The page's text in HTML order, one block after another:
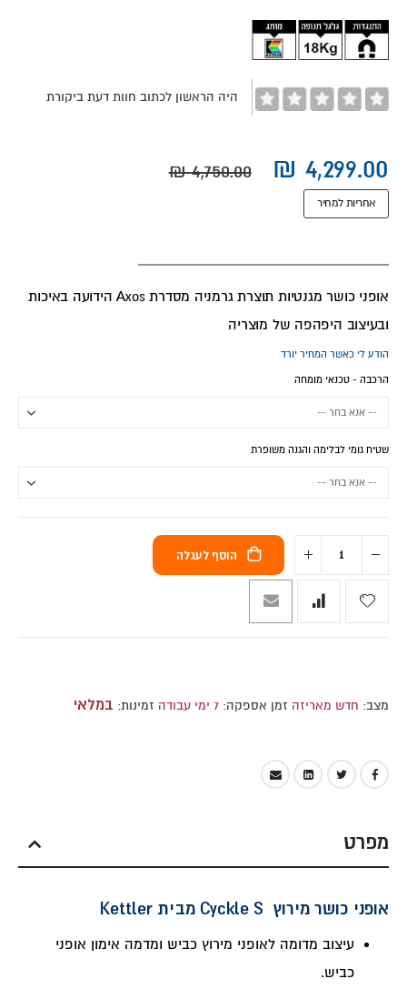
gallery
היה הראשון לכתוב חוות דעת ביקורת
‏4,750.00 ₪
אחריות למחיר
אופני כושר מגנטיות תוצרת גרמניה מסדרת Axos הידועה באיכות
ובעיצוב היפהפה של מוצריה
הודע לי כאשר המחיר יורד
הרכבה - טכנאי מומחה
שטיח גומי לבלימה והגנה משופרת
הוסף לעגלה
מצב: חדש מאריזה זמן אספקה: 7 ימי עבודה זמינות: במלאי
מפרט
אופני כושר מירוץ Cyckle S מבית Kettler
עיצוב מדומה לאופני מירוץ כביש ומדמה אימון אופני
כביש.